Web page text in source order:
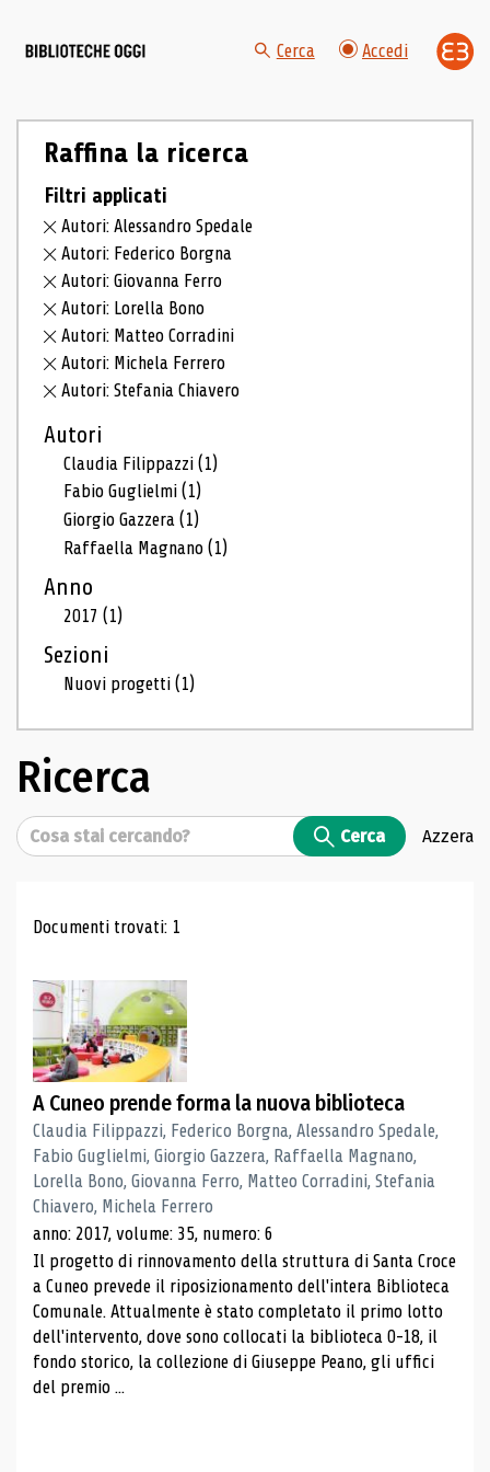
Cerca Accedi
Raffina la ricerca
Filtri applicati
Autori: Alessandro Spedale
Autori: Federico Borgna
Autori: Giovanna Ferro
Autori: Lorella Bono
Autori: Matteo Corradini
Autori: Michela Ferrero
Autori: Stefania Chiavero
Autori
Claudia Filippazzi(1)
Fabio Guglielmi(1)
Giorgio Gazzera(1)
Raffaella Magnano(1)
Anno
2017(1)
Sezioni
Nuovi progetti(1)
Ricerca
Cerca Cerca Azzera
Risultati di ricerca
Documenti trovati: 1
A Cuneo prende forma la nuova biblioteca
Claudia Filippazzi, Federico Borgna, Alessandro Spedale,
Fabio Guglielmi, Giorgio Gazzera, Raffaella Magnano,
Lorella Bono, Giovanna Ferro, Matteo Corradini, Stefania
Chiavero, Michela Ferrero
anno: 2017, volume: 35, numero: 6
Il progetto di rinnovamento della struttura di Santa Croce
a Cuneo prevede il riposizionamento dell'intera Biblioteca
Comunale. Attualmente è stato completato il primo lotto
dell'intervento, dove sono collocati la biblioteca 0-18, il
fondo storico, la collezione di Giuseppe Peano, gli uffici
del premio ...